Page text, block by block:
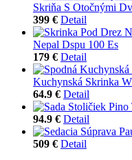
Skriňa S Otočnými
399 € Detail
Nepal Dspu 100 Es
179 € Detail
Kuchynská Skrinka
64.9 € Detail
94.9 € Detail
509 € Detail